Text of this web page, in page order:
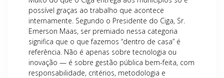
possível graças ao trabalho que acontece
internamente. Segundo o Presidente do Ciga, Sr.
Emerson Maas, ser premiado nessa categoria
significa que o que fazemos “dentro de casa” é
referência. Não é apenas sobre tecnologia ou
inovação — é sobre gestão pública bem-feita, com
responsabilidade, critérios, metodologia e